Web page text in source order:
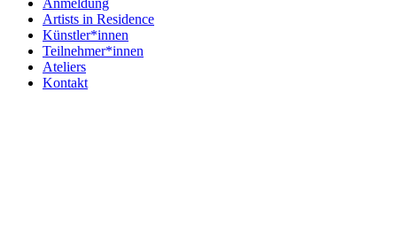
Anmeldung
Artists in Residence
Künstler*innen
Teilnehmer*innen
Ateliers
Kontakt